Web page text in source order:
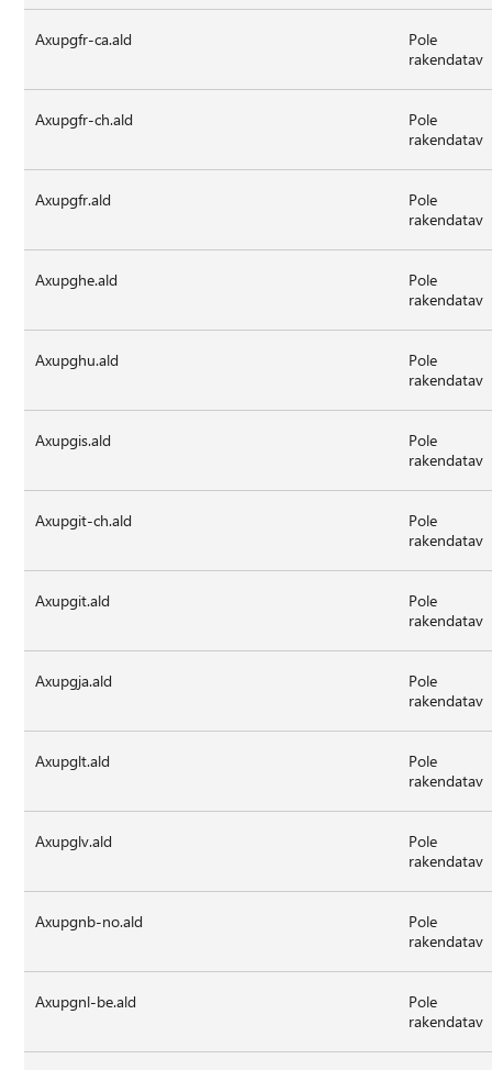
Axupgfr-ca.ald
Pole
rakendatav
Axupgfr-ch.ald
Pole
rakendatav
Axupgfr.ald
Pole
rakendatav
Axupghe.ald
Pole
rakendatav
Axupghu.ald
Pole
rakendatav
Axupgis.ald
Pole
rakendatav
Axupgit-ch.ald
Pole
rakendatav
Axupgit.ald
Pole
rakendatav
Axupgja.ald
Pole
rakendatav
Axupglt.ald
Pole
rakendatav
Axupglv.ald
Pole
rakendatav
Axupgnb-no.ald
Pole
rakendatav
Axupgnl-be.ald
Pole
rakendatav